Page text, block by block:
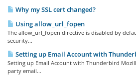
Why my SSL cert changed?
Using allow_url_fopen
The allow_url_fopen directive is disabled by
security...
Setting up Email Account with
Setting up Email Account with Thunderbird
party email...